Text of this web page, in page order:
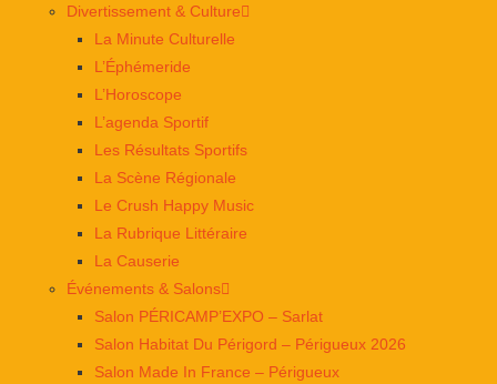
Divertissement & Culture
La Minute Culturelle
L’Éphémeride
L’Horoscope
L’agenda Sportif
Les Résultats Sportifs
La Scène Régionale
Le Crush Happy Music
La Rubrique Littéraire
La Causerie
Événements & Salons
Salon PÉRICAMP’EXPO – Sarlat
Salon Habitat Du Périgord – Périgueux 2026
Salon Made In France – Périgueux